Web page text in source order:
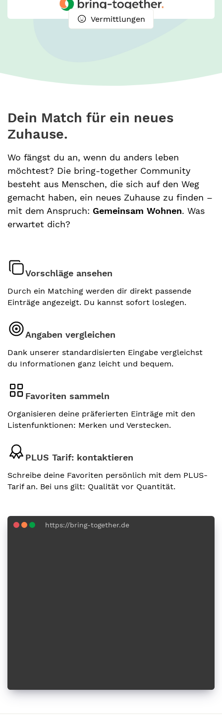
Vermittlungen
Dein Match für ein neues
Zuhause.
Wo fängst du an, wenn du anders leben
möchtest? Die bring-together Community
besteht aus Menschen, die sich auf den Weg
gemacht haben, ein neues Zuhause zu finden –
mit dem Anspruch: Gemeinsam Wohnen. Was
erwartet dich?
Vorschläge ansehen
Durch ein Matching werden dir direkt passende
Einträge angezeigt. Du kannst sofort loslegen.
Angaben vergleichen
Dank unserer standardisierten Eingabe vergleichst
du Informationen ganz leicht und bequem.
Favoriten sammeln
Organisieren deine präferierten Einträge mit den
Listenfunktionen: Merken und Verstecken.
PLUS Tarif: kontaktieren
Schreibe deine Favoriten persönlich mit dem PLUS-
Tarif an. Bei uns gilt: Qualität vor Quantität.
https://bring-together.de